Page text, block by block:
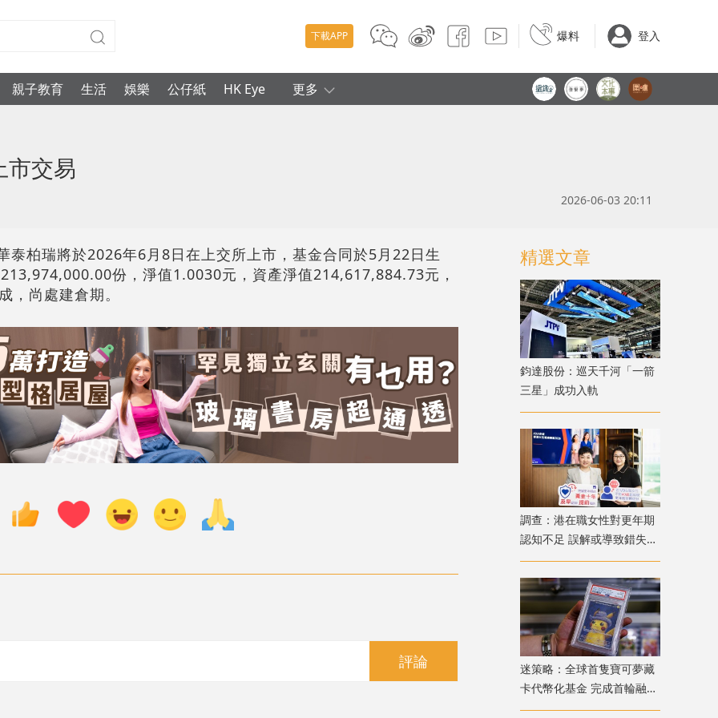
下載APP 爆料 登入
親子教育 生活 娛樂 公仔紙 HK Eye 更多
市交易
2026-06-03 20:11
泰柏瑞將於2026年6月8日在上交所上市，基金合同於5月22日生
份，淨值1.0030元，資產淨值214,617,884.73元，
，尚處建倉期。
評論
精選文章
鈞達股份：巡天千河「一箭
三星」成功入軌
調查：港在職女性對更年期
認知不足 誤解或導致錯失
「黃金預防期」
迷策略：全球首隻寶可夢藏
卡代幣化基金 完成首輪融資
兼獲超購